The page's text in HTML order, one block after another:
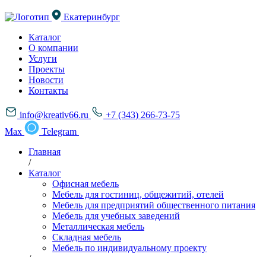
Екатеринбург
Каталог
О компании
Услуги
Проекты
Новости
Контакты
info@kreativ66.ru
+7 (343) 266-73-75
Max
Telegram
Главная
/
Каталог
Офисная мебель
Мебель для гостиниц, общежитий, отелей
Мебель для предприятий общественного питания
Мебель для учебных заведений
Металлическая мебель
Складная мебель
Мебель по индивидуальному проекту